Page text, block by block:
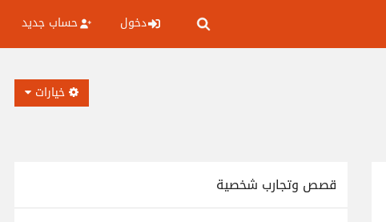
دخول حساب جديد
خيارات
قصص وتجارب شخصية